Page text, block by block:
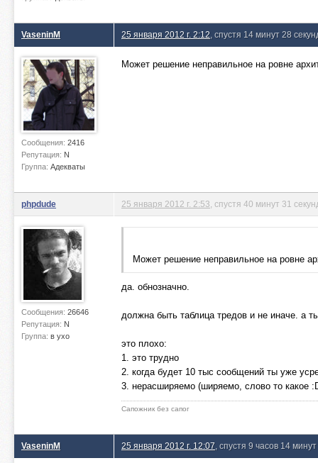
VaseninM
Сообщения: 2416
Репутация: N
Группа: Адекваты
25 января 2012 г. 2:12 , спустя 14 минут 28
Может решение неправильное на ровне
phpdude
Сообщения: 26646
Репутация: N
Группа: в ухо
25 января 2012 г. 2:53 , спустя 40 минут 31
Может решение неправильное на ровне
да. обнозначно.
должна быть таблица тредов и не иначе. а
это плохо:
1. это трудно
2. когда будет 10 тыс сообщений ты уже
3. нерасширяемо (ширяемо, слово то какое
Сапожник без сапог
VaseninM 25 января 2012 г. 12:07 , спустя 9 часов 14